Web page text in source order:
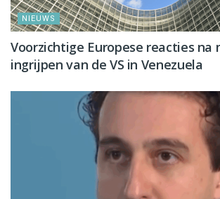
NIEUWS
Voorzichtige Europese reacties na
ingrijpen van de VS in Venezuela